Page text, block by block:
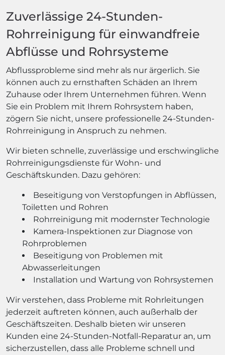
Zuverlässige 24-Stunden-
Rohrreinigung für einwandfreie
Abflüsse und Rohrsysteme
Abflussprobleme sind mehr als nur ärgerlich. Sie
können auch zu ernsthaften Schäden an Ihrem
Zuhause oder Ihrem Unternehmen führen. Wenn
Sie ein Problem mit Ihrem Rohrsystem haben,
zögern Sie nicht, unsere professionelle 24-Stunden-
Rohrreinigung in Anspruch zu nehmen.
Wir bieten schnelle, zuverlässige und erschwingliche
Rohrreinigungsdienste für Wohn- und
Geschäftskunden. Dazu gehören:
Beseitigung von Verstopfungen in Abflüssen,
Toiletten und Rohren
Rohrreinigung mit modernster Technologie
Kamera-Inspektionen zur Diagnose von
Rohrproblemen
Beseitigung von Problemen mit
Abwasserleitungen
Installation und Wartung von Rohrsystemen
Wir verstehen, dass Probleme mit Rohrleitungen
jederzeit auftreten können, auch außerhalb der
Geschäftszeiten. Deshalb bieten wir unseren
Kunden eine 24-Stunden-Notfall-Reparatur an, um
sicherzustellen, dass alle Probleme schnell und